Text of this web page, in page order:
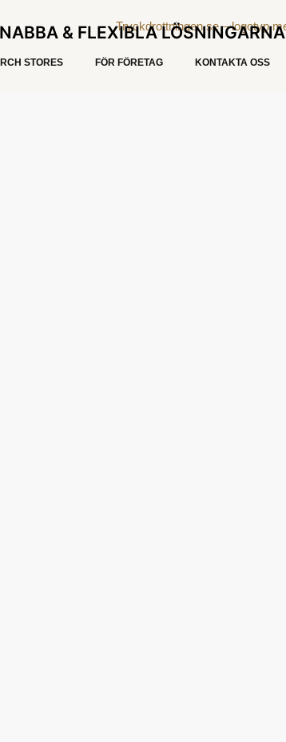
& FLEXIBLA LÖSNINGARNA
STORES FÖR FÖRETAG KONTAKTA OSS